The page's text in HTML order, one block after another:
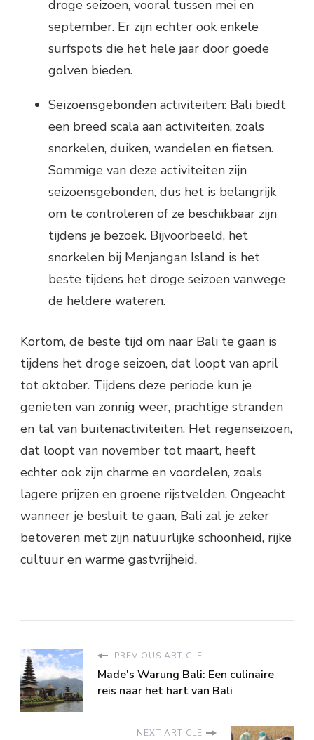
droge seizoen, vooral tussen mei en
september. Er zijn echter ook enkele
surfspots die het hele jaar door goede
golven bieden.
Seizoensgebonden activiteiten: Bali biedt
een breed scala aan activiteiten, zoals
snorkelen, duiken, wandelen en fietsen.
Sommige van deze activiteiten zijn
seizoensgebonden, dus het is belangrijk
om te controleren of ze beschikbaar zijn
tijdens je bezoek. Bijvoorbeeld, het
snorkelen bij Menjangan Island is het
beste tijdens het droge seizoen vanwege
de heldere wateren.
Kortom, de beste tijd om naar Bali te gaan is
tijdens het droge seizoen, dat loopt van april
tot oktober. Tijdens deze periode kun je
genieten van zonnig weer, prachtige stranden
en tal van buitenactiviteiten. Het regenseizoen,
dat loopt van november tot maart, heeft
echter ook zijn charme en voordelen, zoals
lagere prijzen en groene rijstvelden. Ongeacht
wanneer je besluit te gaan, Bali zal je zeker
betoveren met zijn natuurlijke schoonheid, rijke
cultuur en warme gastvrijheid.
PREVIOUS ARTICLE
Made's Warung Bali: Een culinaire
reis naar het hart van Bali
NEXT ARTICLE